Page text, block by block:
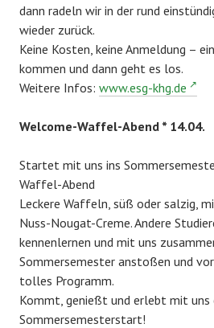
dann radeln wir in der rund
wieder zurück.
Keine Kosten, keine Anmeldung –
kommen und dann geht es los.
Weitere Infos: www.esg-khg.de
Welcome-Waffel-Abend * 14.04.
Startet mit uns ins
Waffel-Abend
Leckere Waffeln, süß oder salzig,
Nuss-Nougat-Creme. Andere
kennenlernen und mit uns
Sommersemester anstoßen und
tolles Programm.
Kommt, genießt und erlebt mit uns
Sommersemesterstart!